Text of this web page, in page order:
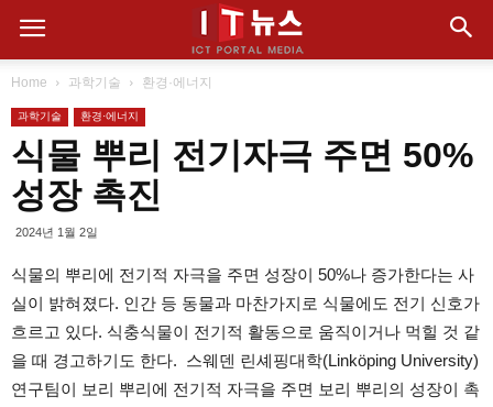
Home 과학기술 환경·에너지
과학기술 환경·에너지
식물 뿌리 전기자극 주면 50%
성장 촉진
2024년 1월 2일
식물의 뿌리에 전기적 자극을 주면 성장이 50%나 증가한다는 사
실이 밝혀졌다. 인간 등 동물과 마찬가지로 식물에도 전기 신호가
흐르고 있다. 식충식물이 전기적 활동으로 움직이거나 먹힐 것 같
을 때 경고하기도 한다. 스웨덴 린셰핑대학(Linköping University)
연구팀이 보리 뿌리에 전기적 자극을 주면 보리 뿌리의 성장이 촉